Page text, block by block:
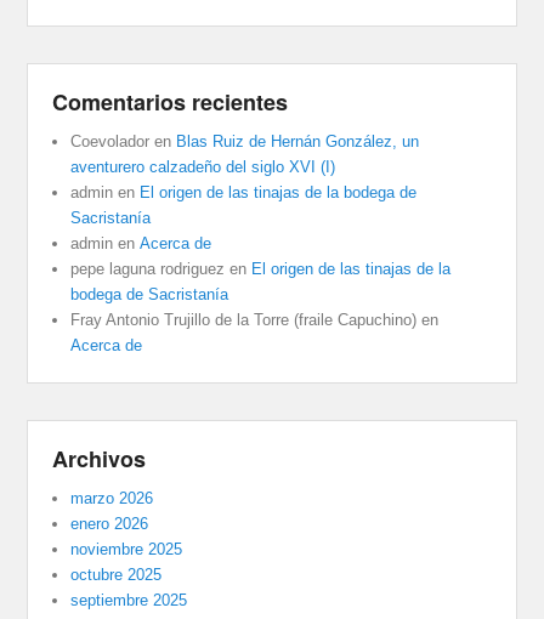
Comentarios recientes
Coevolador en Blas Ruiz de Hernán González, un
aventurero calzadeño del siglo XVI (I)
admin en El origen de las tinajas de la bodega de
Sacristanía
admin enAcerca de
pepe laguna rodriguez en El origen de las tinajas de la
bodega de Sacristanía
Fray Antonio Trujillo de la Torre (fraile Capuchino) en
Acerca de
Archivos
marzo 2026
enero 2026
noviembre 2025
octubre 2025
septiembre 2025